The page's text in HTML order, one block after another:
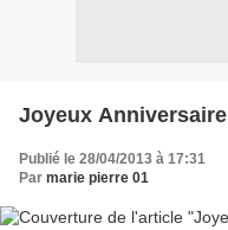
Joyeux
Publié le 28/04/2013 à 17:31
Par marie pierre 01